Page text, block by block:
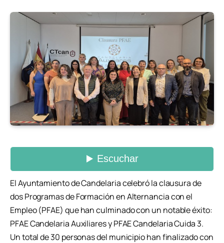
El Ayuntamiento de Candelaria celebró la clausura de
dos Programas de Formación en Alternancia con el
Empleo (PFAE) que han culminado con un notable éxito:
PFAE Candelaria Auxiliares y PFAE Candelaria Cuida 3.
Un total de 30 personas del municipio han finalizado con